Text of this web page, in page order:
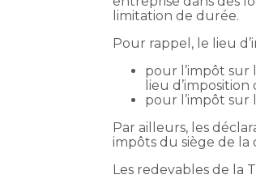
limitation de durée.
Pour rappel, le lieu
pour l’impôt sur
lieu
pour l’impôt sur
Par ailleurs, les
impôts du siège de
Les redevables de la